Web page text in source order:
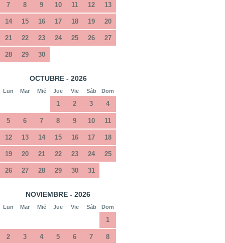
7 8 9 10 11 12 13
14 15 16 17 18 19 20
21 22 23 24 25 26 27
28 29 30
OCTUBRE - 2026
Lun Mar Mié Jue Vie Sáb Dom
1 2 3 4
5 6 7 8 9 10 11
12 13 14 15 16 17 18
19 20 21 22 23 24 25
26 27 28 29 30 31
NOVIEMBRE - 2026
Lun Mar Mié Jue Vie Sáb Dom
1
2 3 4 5 6 7 8